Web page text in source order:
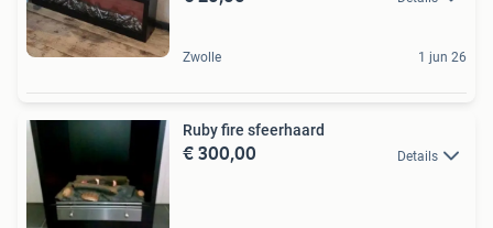
Zwolle 1 jun 26
Ruby fire sfeerhaard
€ 300,00 Details